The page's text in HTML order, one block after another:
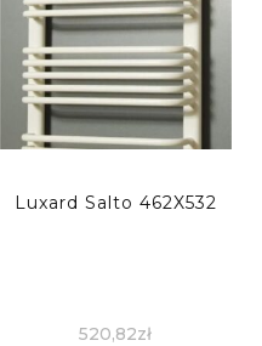
Luxard Salto 462X532
520,82zł